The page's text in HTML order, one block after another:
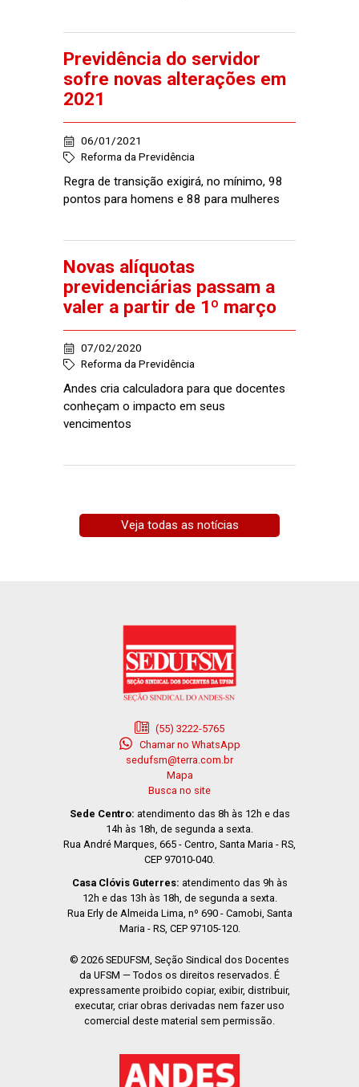
Previdência do servidor
sofre novas alterações em
2021
06/01/2021
Reforma da Previdência
Regra de transição exigirá, no mínimo, 98
pontos para homens e 88 para mulheres
Novas alíquotas
previdenciárias passam a
valer a partir de 1º março
07/02/2020
Reforma da Previdência
Andes cria calculadora para que docentes
conheçam o impacto em seus
vencimentos
Veja todas as notícias
(55) 3222-5765
Chamar no WhatsApp
sedufsm@terra.com.br
Mapa
Busca no site
Sede Centro: atendimento das 8h às 12h e das
14h às 18h, de segunda a sexta.
Rua André Marques, 665 - Centro, Santa Maria - RS,
CEP 97010-040.
Casa Clóvis Guterres: atendimento das 9h às
12h e das 13h às 18h, de segunda a sexta.
Rua Erly de Almeida Lima, nº 690 - Camobi, Santa
Maria - RS, CEP 97105-120.
© 2026 SEDUFSM, Seção Sindical dos Docentes
da UFSM — Todos os direitos reservados. É
expressamente proibido copiar, exibir, distribuir,
executar, criar obras derivadas nem fazer uso
comercial deste material sem permissão.